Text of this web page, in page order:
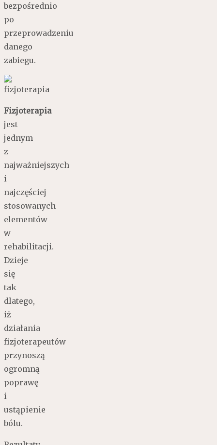
bezpośrednio
po
przeprowadzeniu
danego
zabiegu.
Fizjoterapia
jest
jednym
z
najważniejszych
i
najczęściej
stosowanych
elementów
w
rehabilitacji.
Dzieje
się
tak
dlatego,
iż
działania
fizjoterapeutów
przynoszą
ogromną
poprawę
i
ustąpienie
bólu.